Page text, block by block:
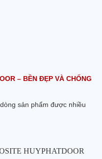
– BỀN ĐẸP VÀ CHỐNG
sản phẩm được nhiều